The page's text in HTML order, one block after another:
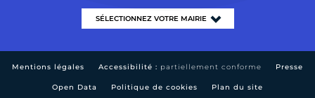
Mentions légales Accessibilité : partiellement conforme Presse
Open Data Politique de cookies Plan du site